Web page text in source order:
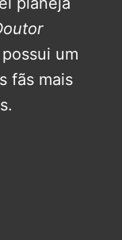
um
fãs mais